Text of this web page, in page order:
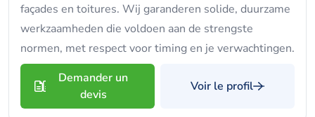
façades en toitures. Wij garanderen solide, duurzame
werkzaamheden die voldoen aan de strengste
normen, met respect voor timing en je verwachtingen.
Demander un
devis
Voir le profil